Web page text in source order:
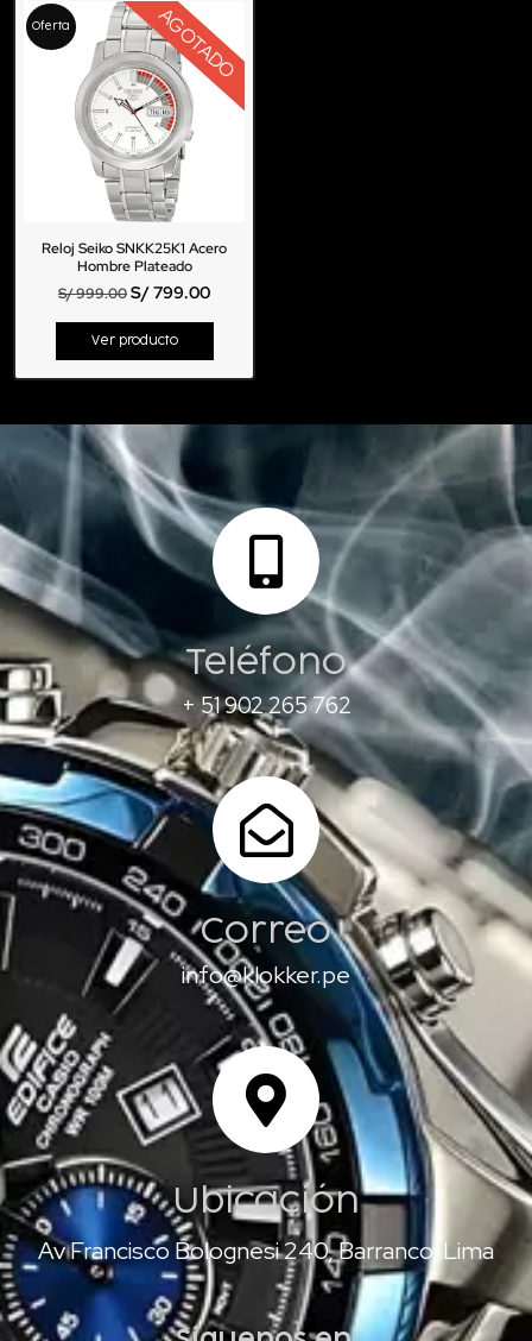
Oferta AGOTADO
Reloj Seiko SNKK25K1 Acero
Hombre Plateado
S/999.00S/799.00
Ver producto
Teléfono
+ 51 902 265 762
Correo
info@klokker.pe
Ubicación
Av Francisco Bolognesi 240, Barranco, Lima